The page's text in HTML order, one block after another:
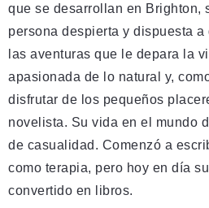
que se desarrollan en Brighton,
persona despierta y dispuesta
las aventuras que le depara la
apasionada de lo natural y,
disfrutar de los pequeños
novelista. Su vida en el mundo
de casualidad. Comenzó a
como terapia, pero hoy en día
convertido en libros.